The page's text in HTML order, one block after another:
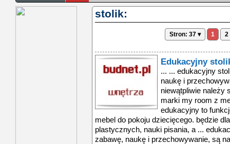
stolik:
Stron: 37 ▾ 1 2
Edukacyjny
... ... edukacyjny
naukę i
niewątpliwie należy
marki my room z
edukacyjny to
mebel do pokoju dziecięcego. będzie
plastycznych, nauki pisania, a ...
zabawę, naukę i przechowywanie, są